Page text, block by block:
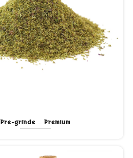
Pré-grindé – Premium